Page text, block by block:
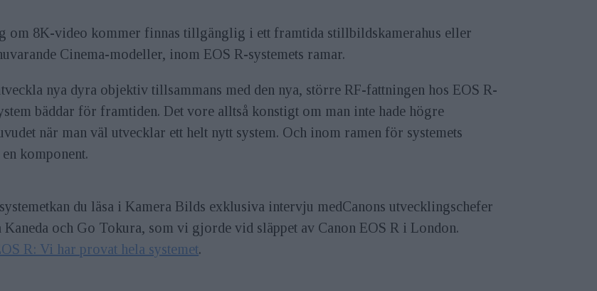
om 8K-video kommer finnas tillgänglig i ett framtida stillbildskamerahus eller
Cinema-modeller, inom EOS R-systemets ramar.
nya dyra objektiv tillsammans med den nya, större RF-fattningen hos EOS R-
bäddar för framtiden. Det vore alltså konstigt om man inte hade högre
när man väl utvecklar ett helt nytt system. Och inom ramen för systemets
komponent.
du läsa i Kamera Bilds exklusiva intervju medCanons utvecklingschefer
och Go Tokura, som vi gjorde vid släppet av Canon EOS R i London.
R: Vi har provat hela systemet.